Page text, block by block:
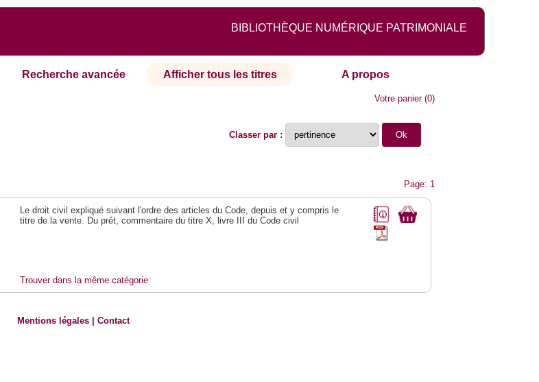
BIBLIOTHÈQUE NUMÉRIQUE PATRIMONIALE
Recherche avancée Afficher tous les titres A propos
Votre panier(0)
Classer par :
Page: 1
Le droit civil expliqué suivant l'ordre des articles du Code, depuis et y compris le
titre de la vente. Du prêt, commentaire du titre X, livre III du Code civil
Trouver dans la même catégorie
Mentions légales |Contact